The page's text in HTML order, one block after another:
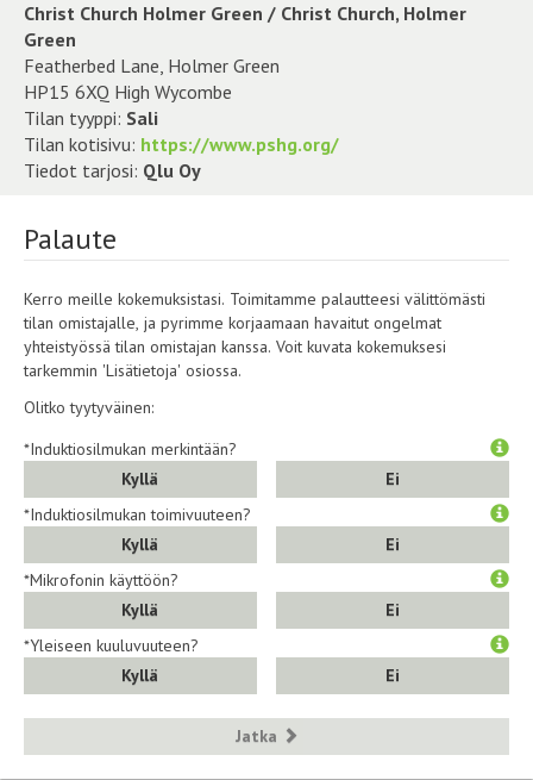
Christ Church Holmer Green / Christ Church, Holmer
Green
Featherbed Lane, Holmer Green
HP15 6XQ High Wycombe
Tilan tyyppi: Sali
Tilan kotisivu: https://www.pshg.org/
Tiedot tarjosi: Qlu Oy
Palaute
Kerro meille kokemuksistasi. Toimitamme palautteesi välittömästi
tilan omistajalle, ja pyrimme korjaamaan havaitut ongelmat
yhteistyössä tilan omistajan kanssa. Voit kuvata kokemuksesi
tarkemmin 'Lisätietoja' osiossa.
Olitko tyytyväinen:
*Induktiosilmukan merkintään?
Kyllä
Ei
*Induktiosilmukan toimivuuteen?
Kyllä
Ei
*Mikrofonin käyttöön?
Kyllä
Ei
*Yleiseen kuuluvuuteen?
Kyllä
Ei
Jatka